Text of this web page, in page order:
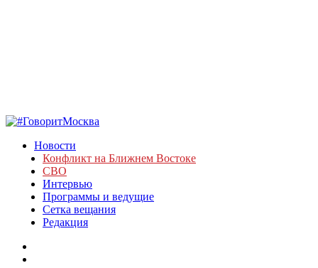
Новости
Конфликт на Ближнем Востоке
СВО
Интервью
Программы и ведущие
Сетка вещания
Редакция